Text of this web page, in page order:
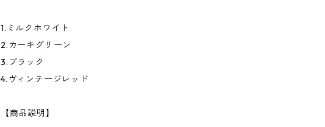
1.ミルクホワイト
2.カーキグリーン
3.ブラック
4.ヴィンテージレッド
【商品説明】